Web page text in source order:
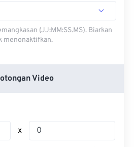
(JJ:MM:SS.MS). Biarkan
menonaktifkan.
Video
x